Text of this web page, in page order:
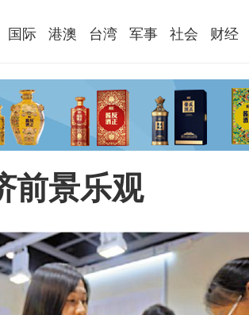
国际 港澳 台湾 军事 社会 财经
前景乐观